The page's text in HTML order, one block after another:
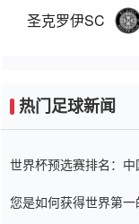
圣克罗伊SC
热门足球新闻
世界杯预选赛排名：
您是如何获得世界第